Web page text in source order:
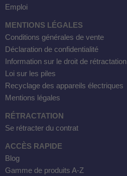
Emploi
MENTIONS LÉGALES
Conditions générales de vente
Déclaration de confidentialité
Information sur le droit de rétractation
Loi sur les piles
Recyclage des appareils électriques
Mentions légales
RÉTRACTATION
Se rétracter du contrat
ACCÈS RAPIDE
Blog
Gamme de produits A-Z